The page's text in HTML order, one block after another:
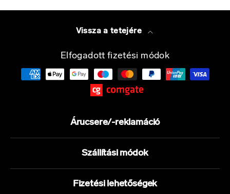
Vissza a tetejére
Elfogadott fizetési módok
Árucsere/-reklamáció
Szállítási módok
Fizetési lehetőségek